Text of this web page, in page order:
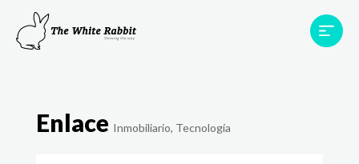
Proyectos
Testimonios
Enlace Inmobiliario, Tecnología